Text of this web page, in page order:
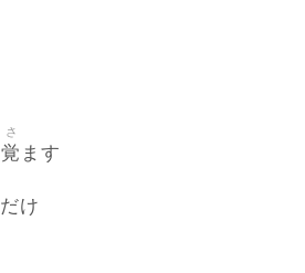
覚
さ
ます
だけ